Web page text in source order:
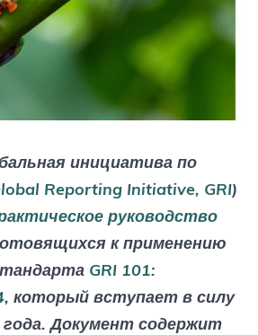
инициатива по
Reporting Initiative, GRI)
руководство
к применению
GRI 101:
, который вступает в силу
года. Документ содержит